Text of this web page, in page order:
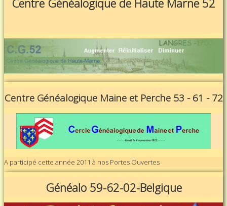
Centre Généalogique Maine et Perche 53 - 61 - 72
A participé cette année 2011 à nos Portes Ouvertes
Généalo 59-62-02-Belgique